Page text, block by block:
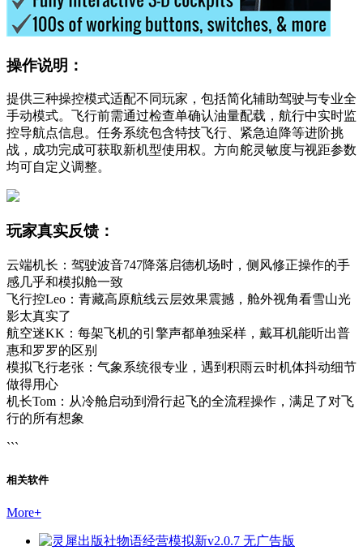
操作说明：
提供三种操控模式适配不同玩家，包括简化辅助驾驶与专业全
手动模式。飞行前需通过检查单确认油量配载，航行中实时监
控导航点信息。任务系统包含特技飞行、紧急迫降等进阶挑
战，成功完成可获取新机型使用权。方向舵灵敏度与视距参数
均可自定义调整。
玩家真实反馈：
云端机长：驾驶波音747降落启德机场时，侧风修正操作的手
感几乎和模拟舱一致
飞行控Leo：青藏高原航线云层效果震撼，舱外视角看雪山光
影太真实了
航空迷KK：每架飞机的引擎声都单独采样，戴耳机能听出普
惠和罗罗的区别
模拟飞行老张：气象系统很专业，遇到积雨云时机体抖动细节
做得用心
机长Tom：从冷舱启动到滑行起飞的全流程操作，满足了对飞
行的所有想象
```
相关软件
More+